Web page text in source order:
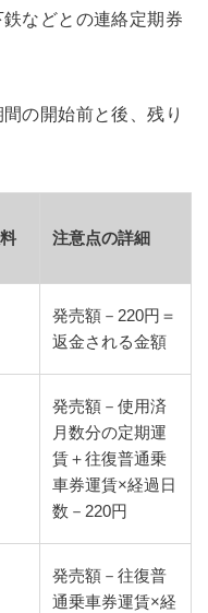
などとの連絡定期券
の開始前と後、残り
注意点の詳細
発売額－220円＝
返金される金額
発売額－使用済
月数分の定期運
賃＋往復普通乗
車券運賃×経過日
数－220円
発売額－往復普
通乗車券運賃×経